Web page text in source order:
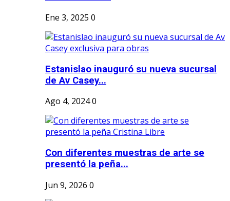
Ene 3, 2025 0
Estanislao inauguró su nueva sucursal
de Av Casey...
Ago 4, 20240
Con diferentes muestras de arte se
presentó la peña...
Jun 9, 2026 0